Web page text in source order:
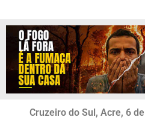
Cruzeiro do Sul, Acre, 6